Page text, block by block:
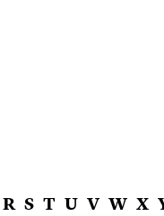
R S T U V W X